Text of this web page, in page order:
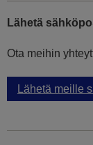
Lähetä
Ota meihin
Lähetä meille